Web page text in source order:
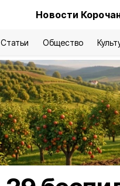
Новости
Статьи Общество